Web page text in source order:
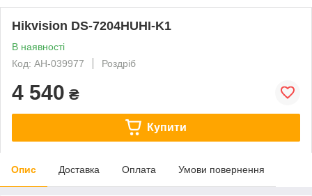
Hikvision DS-7204HUHI-K1
В наявності
Код: AH-039977
Роздріб
4 540 ₴
Купити
Опис Доставка Оплата Умови повернення